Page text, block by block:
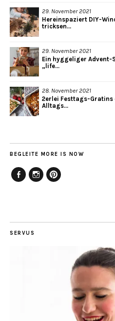
29. November 2021
Hereinspaziert DIY-
tricksen...
29. November 2021
Ein hyggeliger Advent-
„life...
28. November 2021
2erlei Festtags-Gratins
Alltags...
BEGLEITE MORE IS NOW
SERVUS